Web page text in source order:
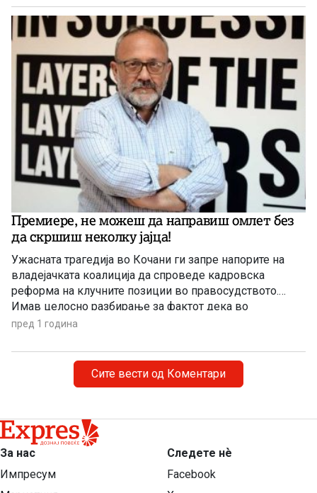
маржа од 10.000%! Никој не ја беше проверил веста
што ја објави српскиот […]
Премиере, не можеш да направиш омлет без
да скршиш неколку јајца!
Ужасната трагедија во Кочани ги запре напорите на
владејачката коалиција да спроведе кадровска
реформа на клучните позиции во правосудството.
Имав целосно разбирање за фактот дека во
околности кога целата нација беше во жалост и гневна
државниот јавен обвинител Љупчо Коцевски, на
пример, ќе беше разбрана како […]
пред 1 година
Сите вести од Коментари
За нас
Импресум
Следете нѐ
Facebook